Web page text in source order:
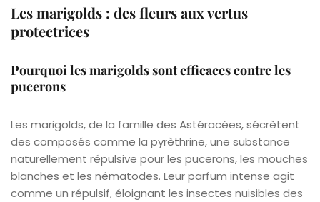
Les marigolds : des fleurs aux vertus
protectrices
Pourquoi les marigolds sont efficaces contre les
pucerons
Les marigolds, de la famille des Astéracées, sécrètent
des composés comme la pyrèthrine, une substance
naturellement répulsive pour les pucerons, les mouches
blanches et les nématodes. Leur parfum intense agit
comme un répulsif, éloignant les insectes nuisibles des